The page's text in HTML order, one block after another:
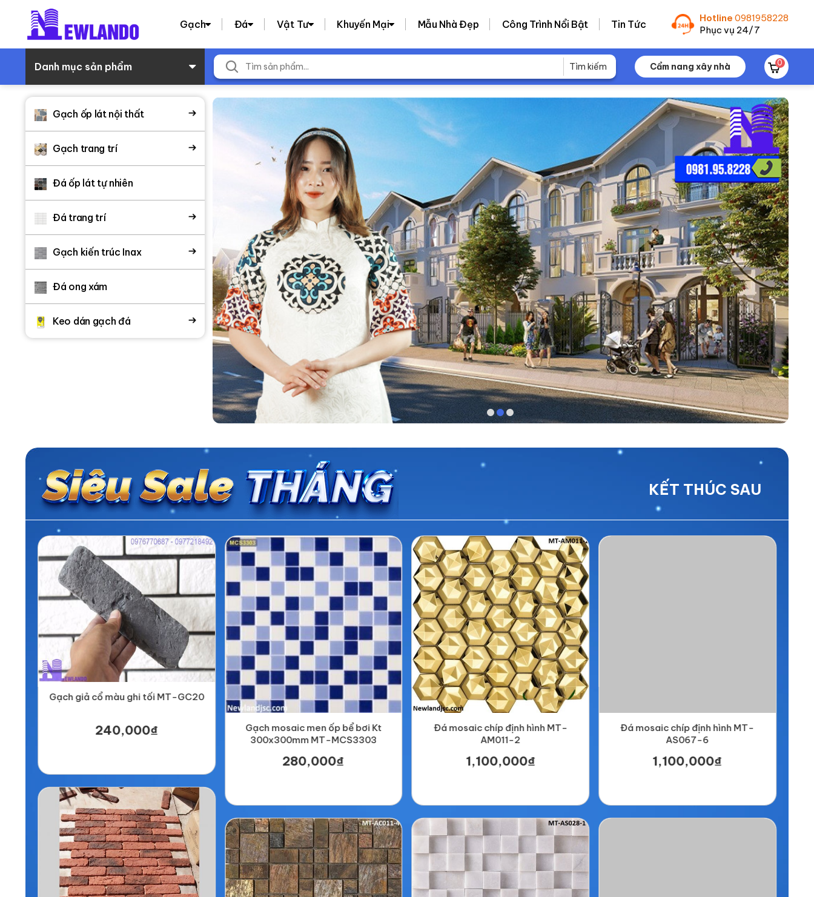
Gạch Đá Vật Tư Khuyến Mại Mẫu Nhà Đẹp Công Trình Nổi Bật Tin Tức
Hotline 0981958228
Phục vụ 24/7
Danh mục sản phẩm
Gạch ốp lát nội thất
Gạch trang trí
Đá ốp lát tự nhiên
Đá trang trí
Gạch kiến trúc Inax
Đá ong xám
Keo dán gạch đá
Cẩm nang xây nhà 0
KẾT THÚC SAU
Gạch giả cổ màu ghi tối MT-GC20
240,000₫
Gạch mosaic men ốp bể bơi Kt
300x300mm MT-MCS3303
280,000₫
Đá mosaic chíp định hình MT-
AM011-2
1,100,000₫
Đá mosaic chíp định hình MT-
AS067-6
1,100,000₫